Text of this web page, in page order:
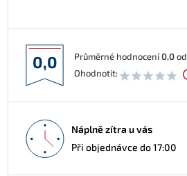
0,0 Průměrné hodnocení0,0od
Ohodnotit:
Náplně zítra u vás
Při objednávce do 17:00